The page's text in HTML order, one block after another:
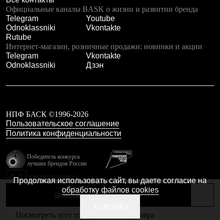
Чуни
Уход за обувью
Аксессуары
Головные уборы
Шапки
Балаклавы и маски
Кепки и бейсболки
Шарфы
Перчатки
Рукавицы
Носки
Полезные аксессуары
Брелки
Ремни
Шевроны
Опушки
Термоковрики
Уход за одеждой
В Арктику
Коллекции
ДОБАВИТЬ В КОРЗИНУ
Посмотреть этот товар в каталоге дилера
Официальные каналы BASK о жизни и развитии бренда
Telegram
Youtube
Odnoklassniki
Vkontakte
Rutube
Интернет-магазин, розничные продажи: новинки и акции
Telegram
Vkontakte
Odnoklassniki
Дзэн
НПФ БАСК ©1996-2026
Пользовательское соглашение
Политика конфиденциальности
Победитель конкурса
лучших брендов России
Калибр
Сделано в Braind
Продолжая использовать сайт, вы даете согласие на
обработку файлов cookies